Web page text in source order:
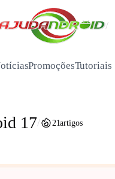
/
PromoçõesTutoriais
17/ 21artigos